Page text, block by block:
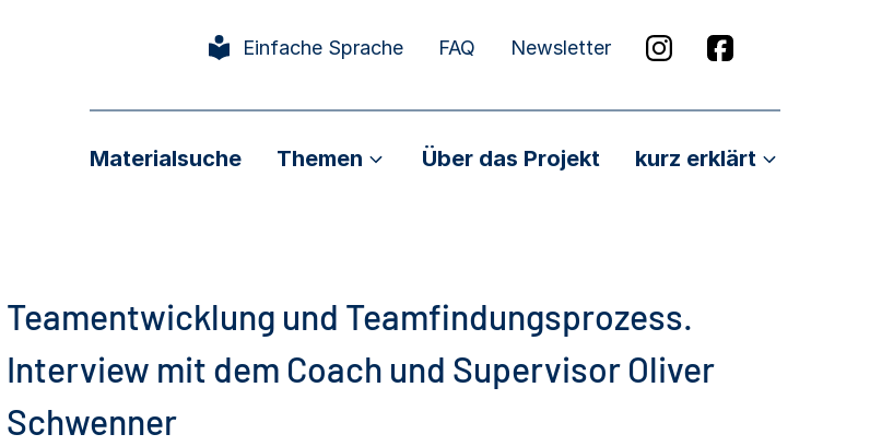
Einfache Sprache FAQ Newsletter
Materialsuche Themen Über das Projekt kurz erklärt
Teamentwicklung und Teamfindungsprozess.
Interview mit dem Coach und Supervisor Oliver
Schwenner